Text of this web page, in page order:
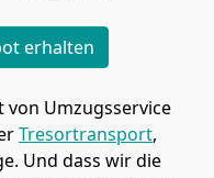
erhalten
Umzugsservice
Tresortransport,
Und dass wir die